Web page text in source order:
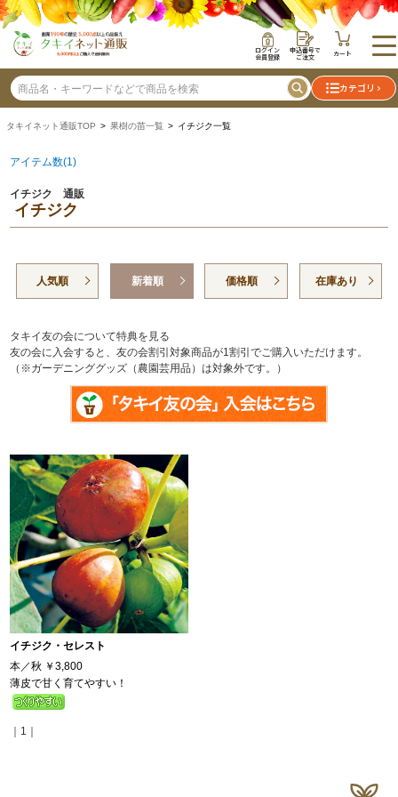
ログイン
会員登録
申込番号で
ご注文 カート
カテゴリ
タキイネット通販TOP > 果樹の苗一覧 > イチジク一覧
アイテム数(1)
イチジク 通販
イチジク
人気順 新着順 価格順 在庫あり
タキイ友の会について特典を見る
友の会に入会すると、友の会割引対象商品が1割引でご購入いただけます。
（※ガーデニンググッズ（農園芸用品）は対象外です。）
イチジク・セレスト
本／秋 ￥3,800
薄皮で甘く育てやすい！
｜1｜